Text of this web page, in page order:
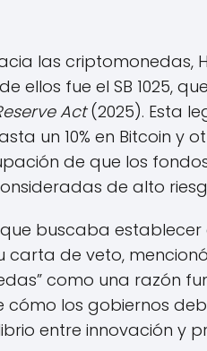
las criptomonedas,
ellos fue el SB 1025,
Act(2025). Esta
un 10% en Bitcoin y
de que los
de alto
que buscaba
carta de veto,
como una razón
los gobiernos
entre innovación y